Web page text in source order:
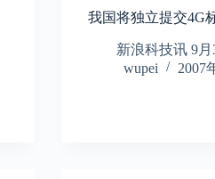
我国将独立提交4G
新浪科技讯 9月
wupei
2007